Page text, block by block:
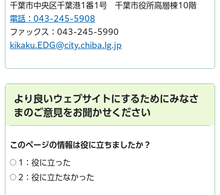
千葉市中央区千葉港1番1号 千葉市役所高層棟10階
電話：043-245-5908
ファックス：043-245-5990
kikaku.EDG@city.chiba.lg.jp
より良いウェブサイトにするためにみなさ
まのご意見をお聞かせください
このページの情報は役に立ちましたか？
1：役に立った
2：役に立たなかった